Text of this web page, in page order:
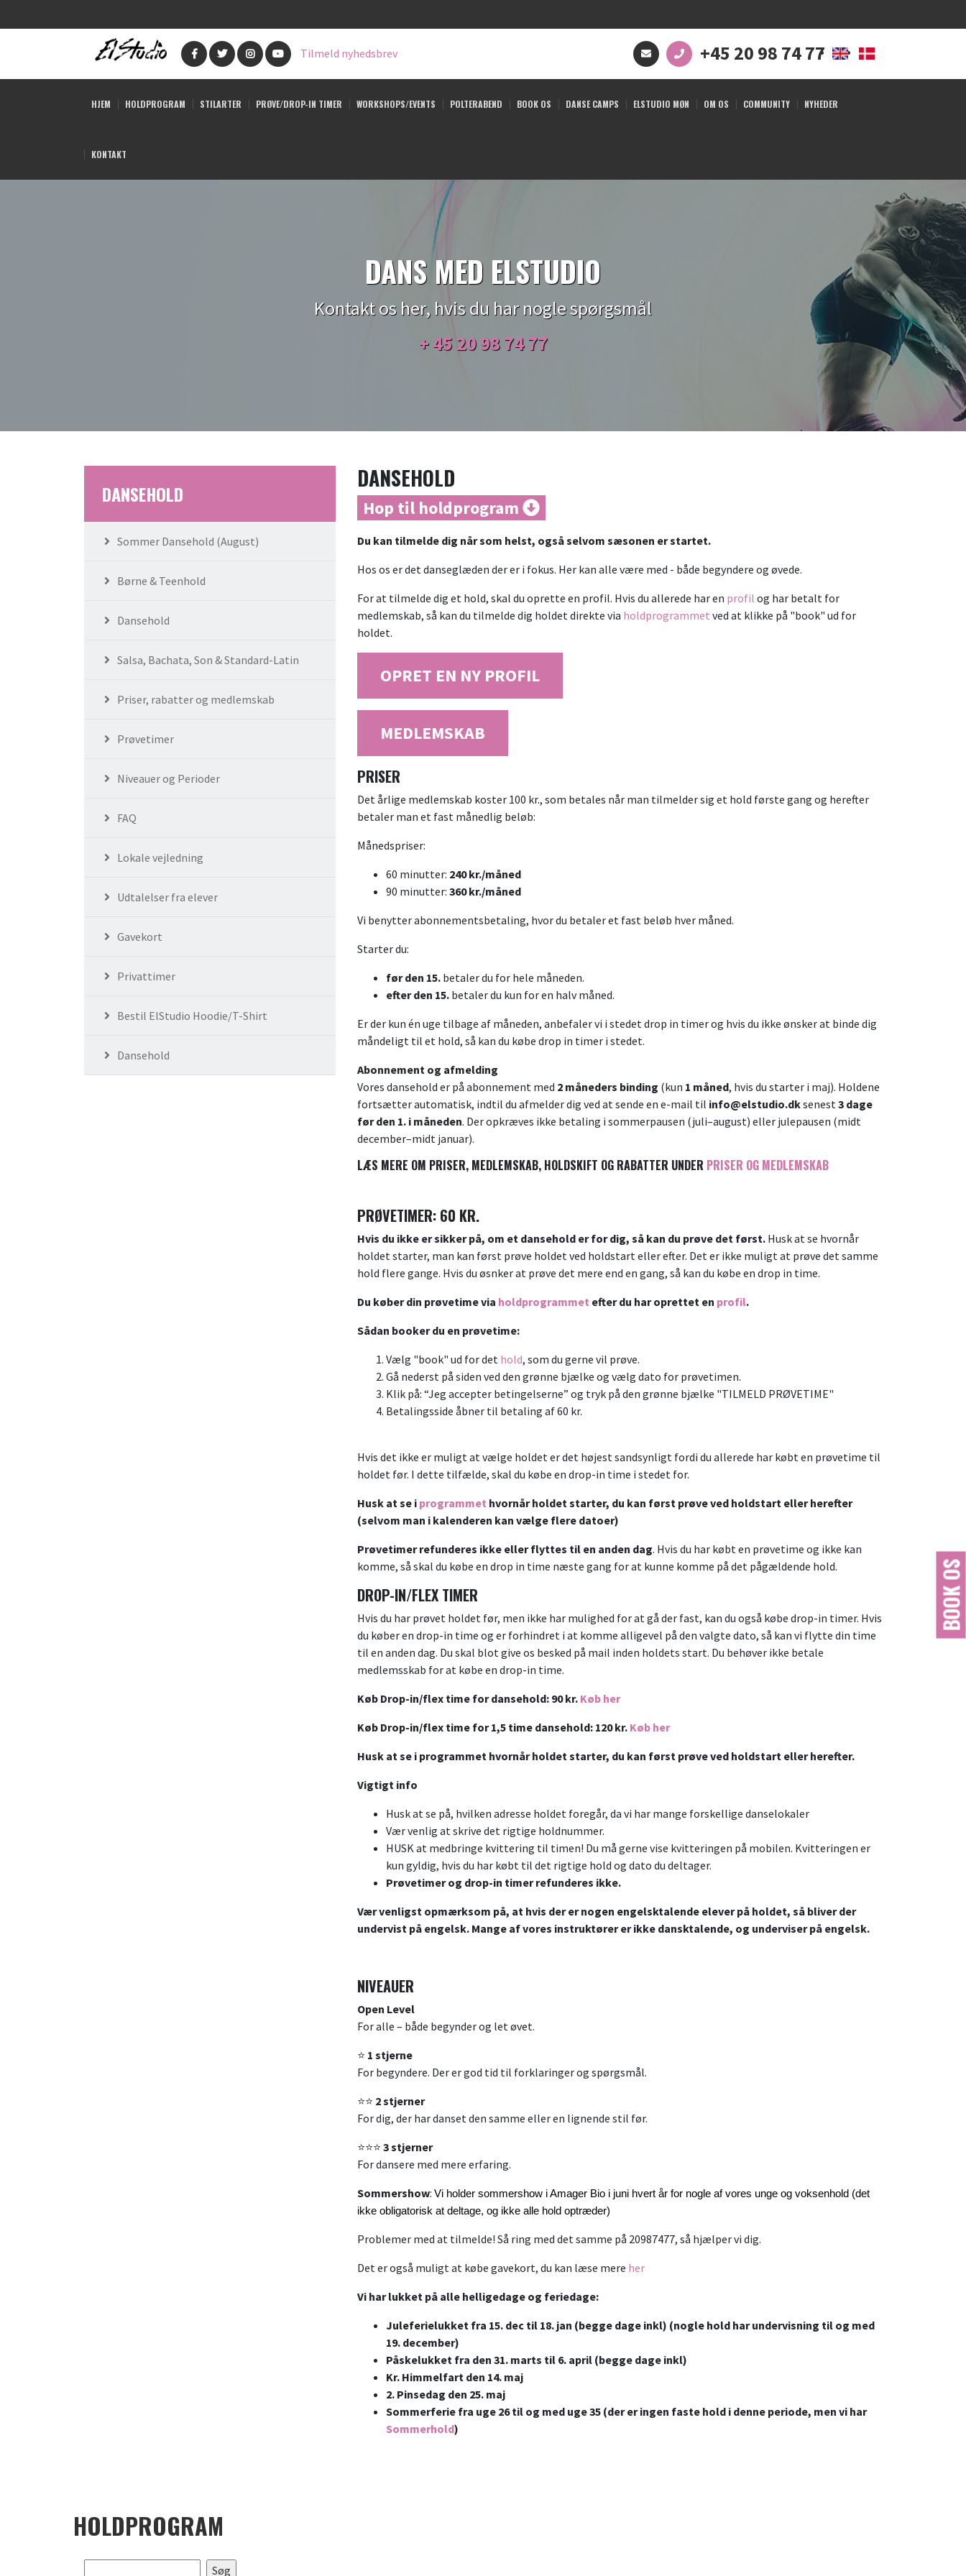
BOOK OS
Tilmeld nyhedsbrev +45 20 98 74 77
HJEM HOLDPROGRAM STILARTER PRØVE/DROP-IN TIMER WORKSHOPS/EVENTS POLTERABEND BOOK OS DANSE CAMPS ELSTUDIO MØN OM OS COMMUNITY NYHEDER
KONTAKT
DANS MED ELSTUDIO
Kontakt os her, hvis du har nogle spørgsmål
+ 45 20 98 74 77
DANSEHOLD
Sommer Dansehold (August)
Børne & Teenhold
Dansehold
Salsa, Bachata, Son & Standard-Latin
Priser, rabatter og medlemskab
Prøvetimer
Niveauer og Perioder
FAQ
Lokale vejledning
Udtalelser fra elever
Gavekort
Privattimer
Bestil ElStudio Hoodie/T-Shirt
Dansehold
DANSEHOLD
Hop til holdprogram
Du kan tilmelde dig når som helst, også selvom sæsonen er startet.
Hos os er det danseglæden der er i fokus. Her kan alle være med - både begyndere og øvede.
For at tilmelde dig et hold, skal du oprette en profil. Hvis du allerede har en profil og har betalt for
medlemskab, så kan du tilmelde dig holdet direkte via holdprogrammet ved at klikke på "book" ud for
holdet.
OPRET EN NY PROFIL
MEDLEMSKAB
PRISER
Det årlige medlemskab koster 100 kr., som betales når man tilmelder sig et hold første gang og herefter
betaler man et fast månedlig beløb:
Månedspriser:
60 minutter: 240 kr./måned
90 minutter: 360 kr./måned
Vi benytter abonnementsbetaling, hvor du betaler et fast beløb hver måned.
Starter du:
før den 15.betaler du for hele måneden.
efter den 15.betaler du kun for en halv måned.
Er der kun én uge tilbage af måneden, anbefaler vi i stedet drop in timerog hvis du ikke ønsker at binde dig
måndeligt til et hold, så kan du købe drop in timer i stedet.
Abonnement og afmelding
Vores dansehold er på abonnement med 2 måneders binding (kun 1 måned, hvis du starter i maj). Holdene
fortsætter automatisk, indtil du afmelder dig ved at sende en e-mail til info@elstudio.dksenest3 dage
før den 1. i måneden. Der opkræves ikke betaling i sommerpausen (juli–august) eller julepausen (midt
december–midt januar).
LÆS MERE OM PRISER, MEDLEMSKAB, HOLDSKIFT OG RABATTER UNDER PRISER OG MEDLEMSKAB
PRØVETIMER: 60 KR.
Hvis du ikke er sikker på, om et dansehold er for dig, så kan du prøve det først.Husk at se hvornår
holdet starter, man kan først prøve holdet ved holdstart eller efter. Det er ikke muligt at prøve det samme
hold flere gange. Hvis du øsnker at prøve det mere end en gang, så kan du købe en drop in time.
Du køber din prøvetime via holdprogrammet efter du har oprettet en profil.
Sådan booker du en prøvetime:
Vælg "book" ud for det hold, som du gerne vil prøve.
Gå nederst på siden ved den grønne bjælke og vælg dato for prøvetimen.
Klik på: “Jeg accepter betingelserne” og tryk på den grønne bjælke "TILMELD PRØVETIME"
Betalingsside åbner til betaling af 60 kr.
Hvis det ikke er muligt at vælge holdet er det højest sandsynligt fordi du allerede har købt en prøvetime til
holdet før. I dette tilfælde, skal du købe en drop-in time i stedet for.
Husk at se i programmet hvornår holdet starter, du kan først prøve ved holdstart eller herefter
(selvom man i kalenderen kan vælge flere datoer)
Prøvetimer refunderes ikke eller flyttes til en anden dag. Hvis du har købt en prøvetime og ikke kan
komme, så skal du købe en drop in time næste gang for at kunne komme på det pågældende hold.
DROP-IN/FLEX TIMER
Hvis du har prøvet holdet før, men ikke har mulighed for at gå der fast, kan du også købe drop-in timer. Hvis
du køber en drop-in time og er forhindret i at komme alligevel på den valgte dato, så kan vi flytte din time
til en anden dag. Du skal blot give os besked på mail inden holdets start. Du behøver ikke betale
medlemsskab for at købe en drop-in time.
Køb Drop-in/flex time for dansehold: 90 kr. Køb her
Køb Drop-in/flex time for 1,5 time dansehold: 120 kr. Køb her
Husk at se i programmet hvornår holdet starter, du kan først prøve ved holdstart eller herefter.
Vigtigt info
Husk at se på, hvilken adresse holdet foregår, da vi har mange forskellige danselokaler
Vær venlig at skrive det rigtige holdnummer.
HUSK at medbringe kvittering til timen! Du må gerne vise kvitteringen på mobilen. Kvitteringen er
kun gyldig, hvis du har købt til det rigtige hold og dato du deltager.
Prøvetimer og drop-in timer refunderes ikke.
Vær venligst opmærksom på, at hvis der er nogen engelsktalende elever på holdet, så bliver der
undervist på engelsk. Mange af vores instruktører er ikke dansktalende, og underviser på engelsk.
NIVEAUER
Open Level
For alle – både begynder og let øvet.
⭐ 1 stjerne
For begyndere. Der er god tid til forklaringer og spørgsmål.
⭐⭐ 2 stjerner
For dig, der har danset den samme eller en lignende stil før.
⭐⭐⭐ 3 stjerner
For dansere med mere erfaring.
Sommershow: Vi holder sommershow i Amager Bio i juni hvert år for nogle af vores unge og voksenhold (det
ikke obligatorisk at deltage, og ikke alle hold optræder)
Problemer med at tilmelde! Så ring med det samme på 20987477, så hjælper vi dig.
Det er også muligt at købe gavekort, du kan læse mere her
Vi har lukket på alle helligedage og feriedage:
Juleferielukket fra 15. dec til 18. jan (begge dage inkl) (nogle hold har undervisning til og med
19. december)
Påskelukket fra den 31. marts til 6. april (begge dage inkl)
Kr. Himmelfart den 14. maj
2. Pinsedag den 25. maj
Sommerferie fra uge 26 til og med uge 35 (der er ingen faste hold i denne periode, men vi har
Sommerhold)
HOLDPROGRAM